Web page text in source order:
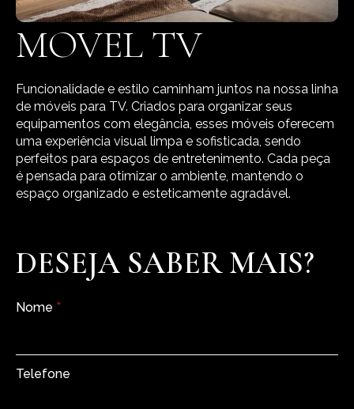
MOVEL TV
Funcionalidade e estilo caminham juntos na nossa linha
de móveis para TV. Criados para organizar seus
equipamentos com elegância, esses móveis oferecem
uma experiência visual limpa e sofisticada, sendo
perfeitos para espaços de entretenimento. Cada peça
é pensada para otimizar o ambiente, mantendo o
espaço organizado e esteticamente agradável.
DESEJA SABER MAIS?
Nome *
Telefone